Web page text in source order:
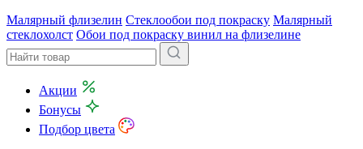
Малярный флизелин Стеклообои под покраску Малярный
стеклохолст Обои под покраску винил на флизелине
Акции
Бонусы
Подбор цвета